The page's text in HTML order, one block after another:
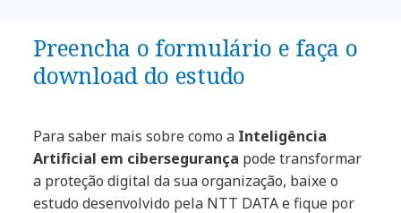
Preencha o formulário e faça o
download do estudo
Para saber mais sobre como a Inteligência
Artificial em cibersegurança pode transformar
a proteção digital da sua organização, baixe o
estudo desenvolvido pela NTT DATA e fique por